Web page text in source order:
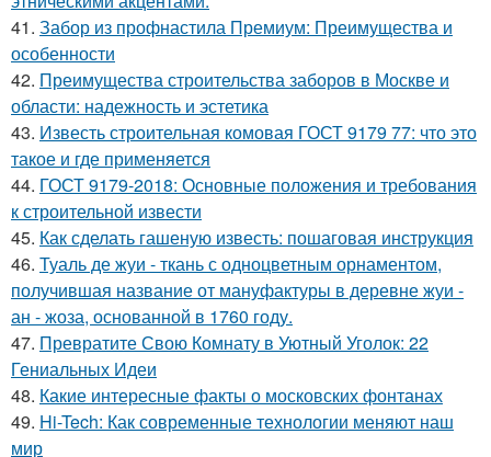
41. Забор из профнастила Премиум: Преимущества и
особенности
42. Преимущества строительства заборов в Москве и
области: надежность и эстетика
43. Известь строительная комовая ГОСТ 9179 77: что это
такое и где применяется
44. ГОСТ 9179-2018: Основные положения и требования
к строительной извести
45. Как сделать гашеную известь: пошаговая инструкция
46. Туаль де жуи - ткань с одноцветным орнаментом,
получившая название от мануфактуры в деревне жуи -
ан - жоза, основанной в 1760 году.
47. Превратите Свою Комнату в Уютный Уголок: 22
Гениальных Идеи
48. Какие интересные факты о московских фонтанах
49. Hi-Tech: Как современные технологии меняют наш
мир